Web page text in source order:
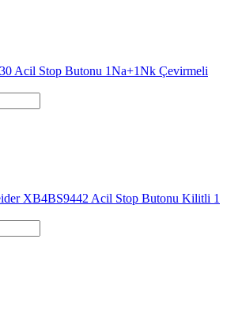
Acil Stop Butonu 1Na+1Nk Çevirmeli
XB4BS9442 Acil Stop Butonu Kilitli 1